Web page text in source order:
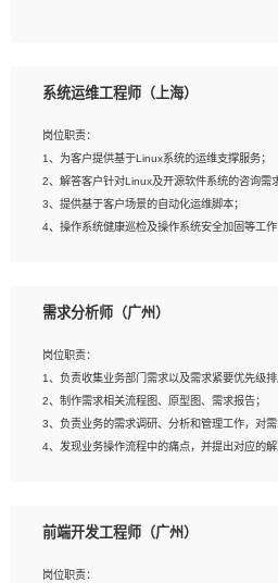
2、熟练使用After Effect、Photo Shop、熟练掌
4、在剪辑上会思考，有一定编导思维；
5、踏实， 勤奋，愿意在工作中不断学习，提高自
6、能与同事友好相处。
系统运维工程师（上海）
岗位职责：
1、为客户提供基于Linux系统的运维支撑服务；
2、解答客户针对Linux及开源软件系统的咨询需
3、提供基于客户场景的自动化运维脚本；
4、操作系统健康巡检及操作系统安全加固等工作
1、全日制本科计算机相关专业毕业，3年以上相
3、熟练使用脚本语言，shell/python任一种，熟
4、熟悉linux常见服务、中间件的基本原理、部
Apache、Nginx、Zabbix、Kafka等
5、熟悉主流虚拟化技术，如：VMware、KVM
6、具备网络方面的基础知识，熟悉常见的网络
8、有良好的文档编写能力和沟通能力，有RHCE
需求分析师（广州）
岗位职责：
1、负责收集业务部门需求以及需求紧要优先级排
2、制作需求相关流程图、原型图、需求报告；
3、负责业务的需求调研、分析和管理工作，对需
4、发现业务操作流程中的痛点，并提出对应的解
岗位要求：
前端开发工程师（广州）
岗位职责：